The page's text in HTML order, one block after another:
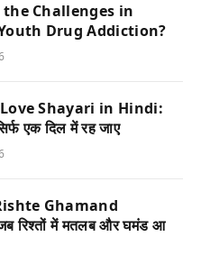
Challenges in
Drug Addiction?
Shayari in Hindi:
एक दिल में रह जाए
Ghamand
रिश्तों में मतलब और घमंड आ